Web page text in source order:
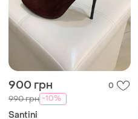
900 грн 0
990 грн -10%
Santini